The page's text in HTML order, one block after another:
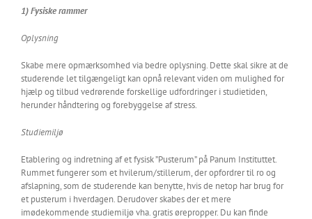
1) Fysiske rammer
Oplysning
Skabe mere opmærksomhed via bedre oplysning. Dette skal sikre at de
studerende let tilgængeligt kan opnå relevant viden om mulighed for
hjælp og tilbud vedrørende forskellige udfordringer i studietiden,
herunder håndtering og forebyggelse af stress.
Studiemiljø
Etablering og indretning af et fysisk ”Pusterum” på Panum Instituttet.
Rummet fungerer som et hvilerum/stillerum, der opfordrer til ro og
afslapning, som de studerende kan benytte, hvis de netop har brug for
et pusterum i hverdagen. Derudover skabes der et mere
imødekommende studiemiljø vha. gratis ørepropper. Du kan finde